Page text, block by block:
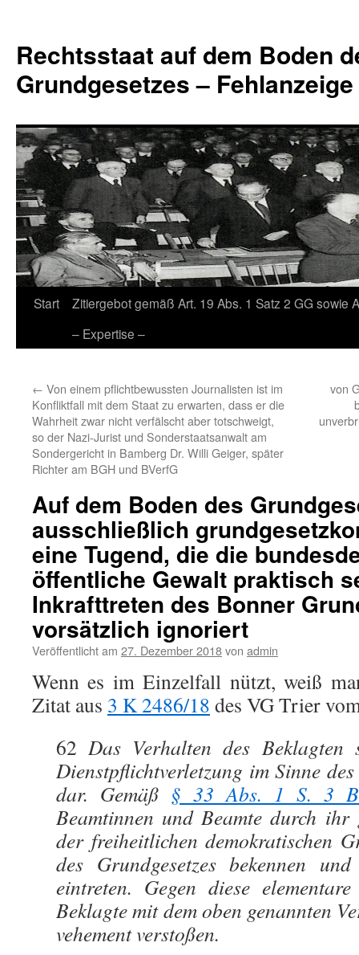
springen
Rechtsstaat auf dem Boden
Grundgesetzes –
Start
Zitiergebot gemäß Art. 19 Abs. 1 Satz 2 GG sowie
– Expertise –
← Von einem pflichtbewussten Journalisten ist im
Konfliktfall mit dem Staat zu erwarten, dass er die
Wahrheit zwar nicht verfälscht aber totschweigt,
so der Nazi-Jurist und Sonderstaatsanwalt am
Sondergericht in Bamberg Dr. Willi Geiger, später
Richter am BGH und BVerfG
von
Auf dem Boden des
ausschließlich
eine Tugend, die die
öffentliche Gewalt praktisch
Inkrafttreten des Bonner
vorsätzlich ignoriert
Veröffentlicht am 27. Dezember 2018von admin
Wenn es im Einzelfall nützt, weiß
Zitat aus 3 K 2486/18 des VG Trier
62 Das Verhalten des Beklagten
Dienstpflichtverletzung im Sinne
dar. Gemäß § 33 Abs. 1 S. 3
Beamtinnen und Beamte durch ihr
der freiheitlichen demokratischen
des Grundgesetzes bekennen
eintreten. Gegen diese
Beklagte mit dem oben genannten
vehement verstoßen.